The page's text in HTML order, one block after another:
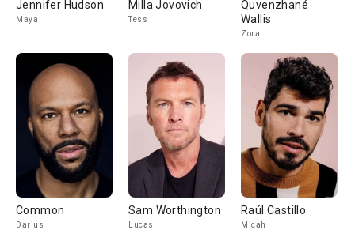
Jennifer Hudson
Maya
Milla Jovovich
Tess
Quvenzhané
Wallis
Zora
Common
Darius
Sam Worthington
Lucas
Raúl Castillo
Micah